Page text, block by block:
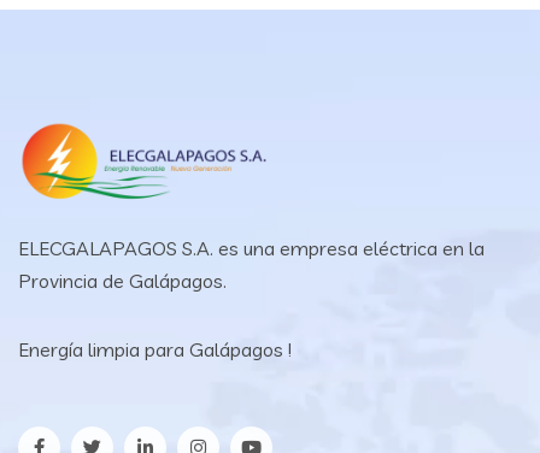
ELECGALAPAGOS S.A. es una empresa eléctrica en la
Provincia de Galápagos.
Energía limpia para Galápagos !